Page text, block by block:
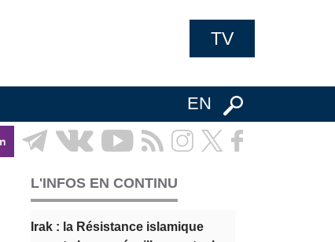
TV
EN
L'INFOS EN CONTINU
Irak : la Résistance islamique